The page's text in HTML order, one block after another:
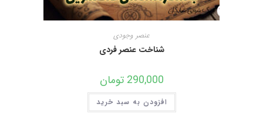
شناخت عنصر فردی
تومان
افزودن به سبد خرید